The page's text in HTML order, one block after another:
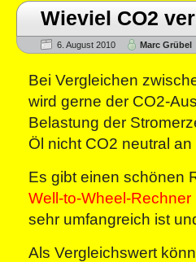
Wieviel CO2
6. August 2010 Marc Grübel
Bei Vergleichen
wird gerne der CO2-
Belastung der
Öl nicht CO2 neutral
Es gibt einen schönen
Well-to-Wheel-Rechner
sehr umfangreich ist
Als Vergleichswert